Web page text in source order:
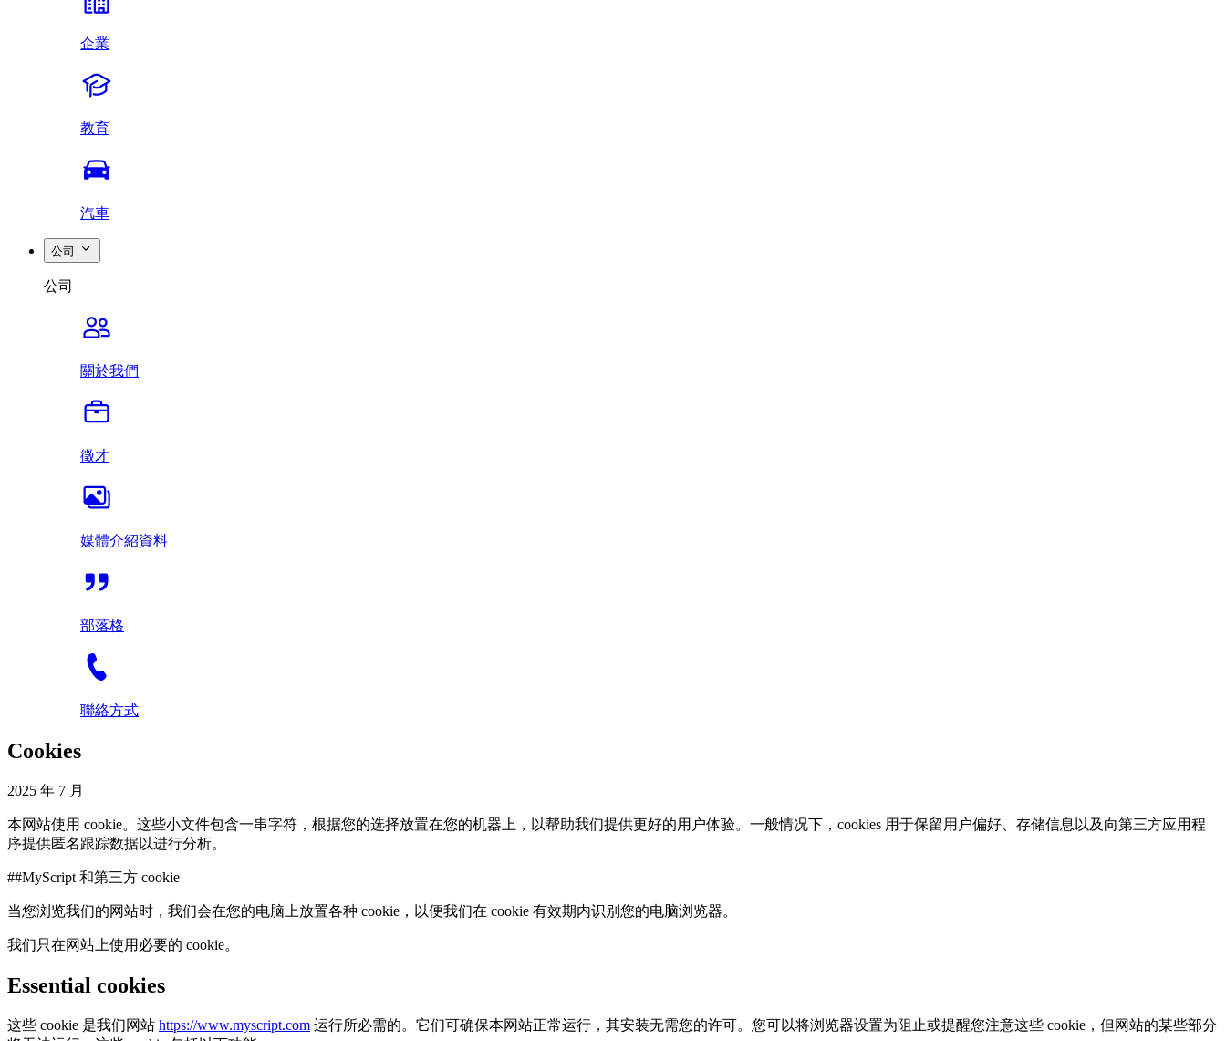
企業
教育
汽車
公司
公司
關於我們
徵才
媒體介紹資料
部落格
聯絡方式
Cookies
2025 年 7 月
本网站使用 cookie。这些小文件包含一串字符，根据您的选择放置在您的机器上，以帮助我们提供更好的用户体验。一般情况下，cookies 用于保留用户偏好、存储信息以及向第三方应用程
序提供匿名跟踪数据以进行分析。
##MyScript 和第三方 cookie
当您浏览我们的网站时，我们会在您的电脑上放置各种 cookie，以便我们在 cookie 有效期内识别您的电脑浏览器。
我们只在网站上使用必要的 cookie。
Essential cookies
这些 cookie 是我们网站 https://www.myscript.com 运行所必需的。它们可确保本网站正常运行，其安装无需您的许可。您可以将浏览器设置为阻止或提醒您注意这些 cookie，但网站的某些部分